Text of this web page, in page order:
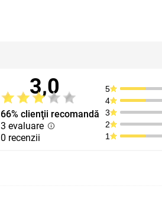
3,0
66% clienţii recomandă
3 evaluare
0 recenzii
5
4
3
2
1